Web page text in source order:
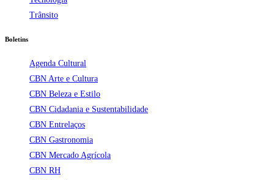
Trânsito
Boletins
Agenda Cultural
CBN Arte e Cultura
CBN Beleza e Estilo
CBN Cidadania e Sustentabilidade
CBN Entrelaços
CBN Gastronomia
CBN Mercado Agrícola
CBN RH